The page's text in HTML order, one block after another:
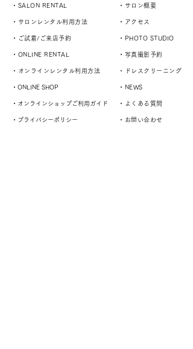
・SALON RENTAL
・サロンレンタル利用方法
・ご試着/ご来店予約
・ONLINE RENTAL
・オンラインレンタル利用方法
・ONLINE SHOP
・オンラインショップご利用ガイド
・プライバシーポリシー
・サロン概要
・アクセス
・PHOTO STUDIO
・写真撮影予約
・ドレスクリーニング
・NEWS
・よくある質問
・お問い合わせ